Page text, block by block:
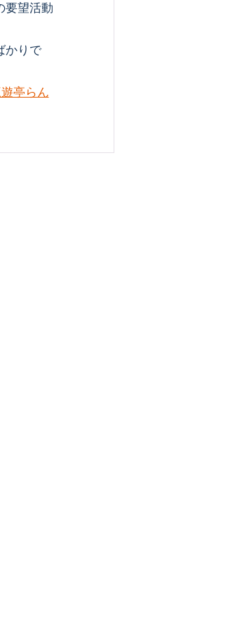
要望活動
かりで
亭らん